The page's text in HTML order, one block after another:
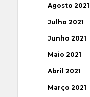
Agosto 2021
Julho 2021
Junho 2021
Maio 2021
Abril 2021
Março 2021